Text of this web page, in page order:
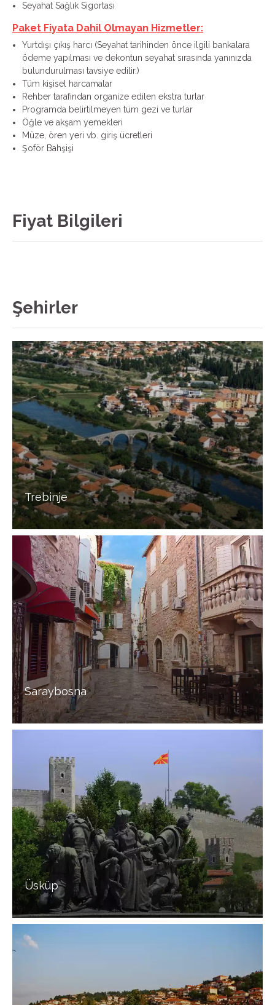
Seyahat Sağlık Sigortası
Paket Fiyata Dahil Olmayan Hizmetler:
Yurtdışı çıkış harcı (Seyahat tarihinden önce ilgili bankalara
ödeme yapılması ve dekontun seyahat sırasında yanınızda
bulundurulması tavsiye edilir.)
Tüm kişisel harcamalar
Rehber tarafından organize edilen ekstra turlar
Programda belirtilmeyen tüm gezi ve turlar
Öğle ve akşam yemekleri
Müze, ören yeri vb. giriş ücretleri
Şoför Bahşişi
Fiyat Bilgileri
Şehirler
Trebinje
Saraybosna
Üsküp